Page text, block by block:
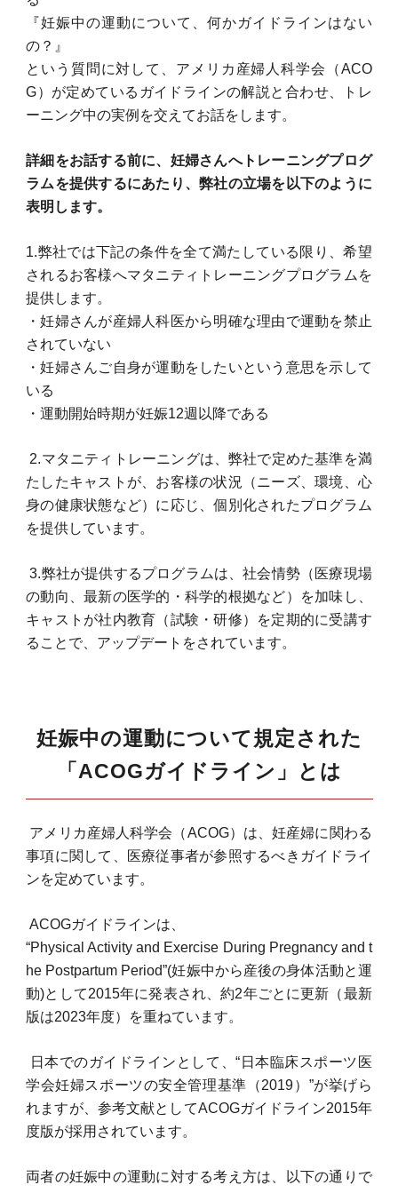
『妊娠中の運動について、何かガイドラインはない
の？』
という質問に対して、アメリカ産婦人科学会（ACO
G）が定めているガイドラインの解説と合わせ、トレ
ーニング中の実例を交えてお話をします。
詳細をお話する前に、妊婦さんへトレーニングプログ
ラムを提供するにあたり、弊社の立場を以下のように
表明します。
1.弊社では下記の条件を全て満たしている限り、希望
されるお客様へマタニティトレーニングプログラムを
提供します。
・妊婦さんが産婦人科医から明確な理由で運動を禁止
されていない
・妊婦さんご自身が運動をしたいという意思を示して
いる
・運動開始時期が妊娠12週以降である
2.マタニティトレーニングは、弊社で定めた基準を満
たしたキャストが、お客様の状況（ニーズ、環境、心
身の健康状態など）に応じ、個別化されたプログラム
を提供しています。
3.弊社が提供するプログラムは、社会情勢（医療現場
の動向、最新の医学的・科学的根拠など）を加味し、
キャストが社内教育（試験・研修）を定期的に受講す
ることで、アップデートをされています。
妊娠中の運動について規定された
「ACOGガイドライン」とは
アメリカ産婦人科学会（ACOG）は、妊産婦に関わる
事項に関して、医療従事者が参照するべきガイドライ
ンを定めています。
ACOGガイドラインは、
“Physical Activity and Exercise During Pregnancy and t
he Postpartum Period”(妊娠中から産後の身体活動と運
動)として2015年に発表され、約2年ごとに更新（最新
版は2023年度）を重ねています。
日本でのガイドラインとして、“日本臨床スポーツ医
学会妊婦スポーツの安全管理基準（2019）”が挙げら
れますが、参考文献としてACOGガイドライン2015年
度版が採用されています。
両者の妊娠中の運動に対する考え方は、以下の通りで